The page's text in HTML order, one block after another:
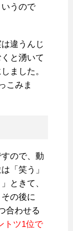
うので
違うんじ
と湧いて
ました。
こみま
ので、動
「笑う」
ときて、
の後に
合わせる
トツ1位で